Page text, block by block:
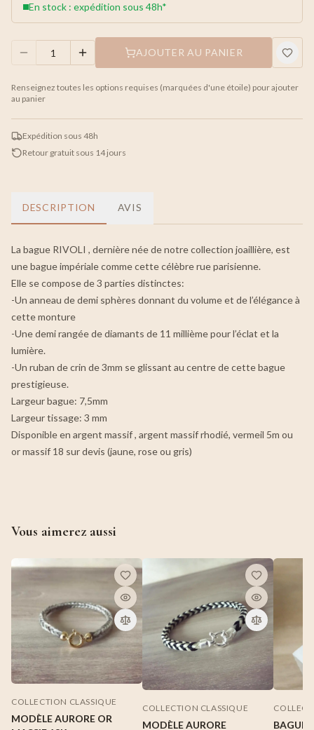
En stock : expédition sous 48h*
AJOUTER AU PANIER
Renseignez toutes les options requises (marquées d'une étoile) pour ajouter
au panier
Expédition sous 48h
Retour gratuit sous 14 jours
DESCRIPTION AVIS
La bague RIVOLI , dernière née de notre collection joaillière, est
une bague impériale comme cette célèbre rue parisienne.
Elle se compose de 3 parties distinctes:
-Un anneau de demi sphères donnant du volume et de l’élégance à
cette monture
-Une demi rangée de diamants de 11 millième pour l’éclat et la
lumière.
-Un ruban de crin de 3mm se glissant au centre de cette bague
prestigieuse.
Largeur bague: 7,5mm
Largeur tissage: 3 mm
Disponible en argent massif , argent massif rhodié, vermeil 5m ou
or massif 18 sur devis (jaune, rose ou gris)
Vous aimerez aussi
COLLECTION CLASSIQUE
MODÈLE AURORE OR
COLLECTION CLASSIQUE
MODÈLE AURORE
BAGUE